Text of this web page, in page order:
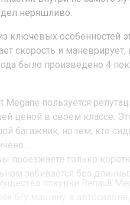
неряшливо.
ключевых особенностей
скорость и
было произведено 4
Megane пользуется
ценой в своем классе.
багажник, но тем, кто
проезжаете только
забивается без
покупки Renault